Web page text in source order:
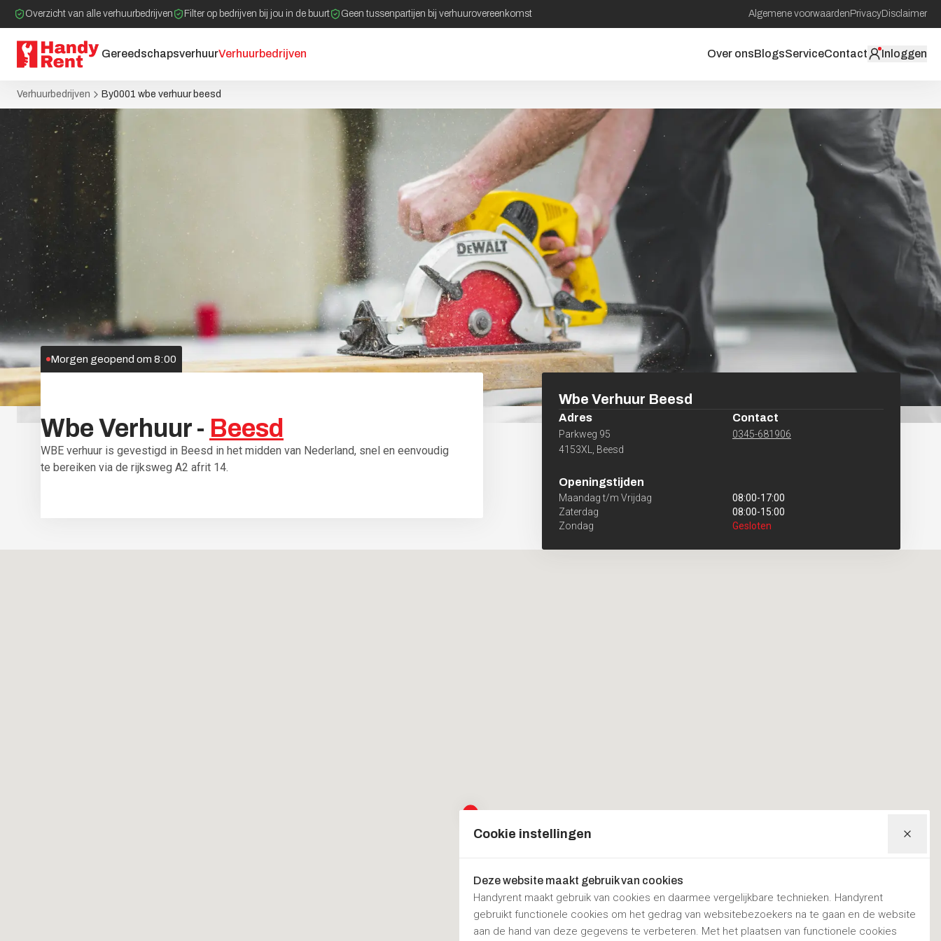
Overzicht van alle verhuurbedrijven Filter op bedrijven bij jou in de buurt Geen tussenpartijen bij verhuurovereenkomst Algemene voorwaarden PrivacyDisclaimer
GereedschapsverhuurVerhuurbedrijven Over onsBlogsServiceContact Inloggen
Verhuurbedrijven By0001 wbe verhuur beesd
WbeVerhuur - Beesd
WBE verhuur is gevestigd in Beesd in het midden van Nederland, snel en eenvoudig
te bereiken via de rijksweg A2 afrit 14.
Morgen geopend om 8:00
Wbe Verhuur Beesd
Adres
Parkweg 95
4153XL
Beesd
Contact
0345-681906
Openingstijden
Maandag t/m Vrijdag 08:00-17:00
Zaterdag
08:00-15:00
Zondag
Gesloten
Cookie instellingen
Deze website maakt gebruik van cookies
Handyrent maakt gebruik van cookies en daarmee vergelijkbare technieken. Handyrent
gebruikt functionele cookies om het gedrag van websitebezoekers na te gaan en de website
aan de hand van deze gegevens te verbeteren. Met het plaatsen van functionele cookies